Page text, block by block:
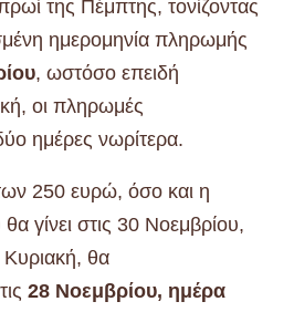
της Πέμπτης, τονίζοντας
ημερομηνία πληρωμής
, ωστόσο επειδή
οι πληρωμές
ημέρες νωρίτερα.
250 ευρώ, όσο και η
γίνει στις 30 Νοεμβρίου,
Κυριακή, θα
28 Νοεμβρίου, ημέρα